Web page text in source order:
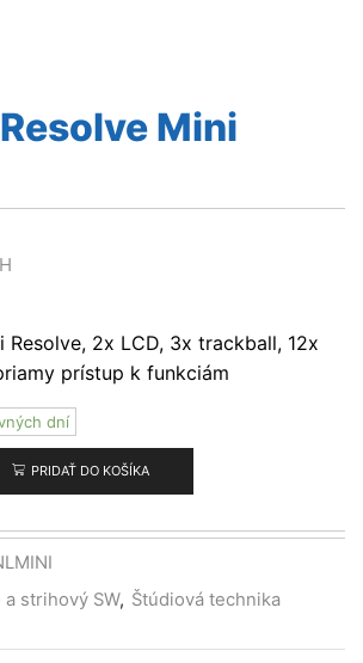
Mini
Resolve, 2x LCD, 3x trackball, 12x
prístup k funkciám
dní
PRIDAŤ DO KOŠÍKA
a strihový SW, Štúdiová technika